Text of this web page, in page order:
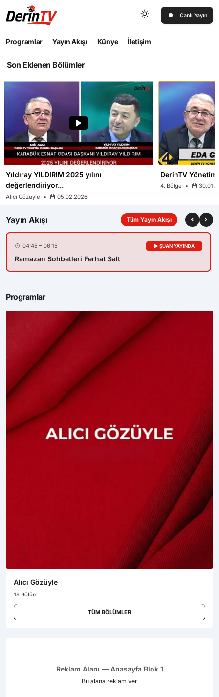
Canlı Yayın
Programlar Yayın Akışı Künye İletişim
LIVE
Sesi Aç
Son Eklenen Bölümler
Yıldıray YILDIRIM 2025 yılını
değerlendiriyor...
Alıcı Gözüyle • 05.02.2026
DerinTV Yönetim
4. Bölge •
Yayın Akışı Tüm Yayın Akışı
04:45 – 06:15 ▶ ŞUAN YAYINDA
Ramazan Sohbetleri Ferhat Salt
Programlar
Alıcı Gözüyle
18 Bölüm
TÜM BÖLÜMLER
Reklam Alanı — Anasayfa Blok 1
Bu alana reklam ver